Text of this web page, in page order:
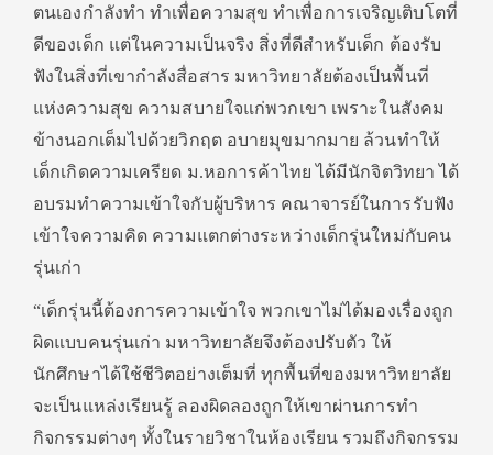
ตนเองกำลังทำ ทำเพื่อความสุข ทำเพื่อการเจริญเติบโตที่
ดีของเด็ก แต่ในความเป็นจริง สิ่งที่ดีสำหรับเด็ก ต้องรับ
ฟังในสิ่งที่เขากำลังสื่อสาร มหาวิทยาลัยต้องเป็นพื้นที่
แห่งความสุข ความสบายใจแก่พวกเขา เพราะในสังคม
ข้างนอกเต็มไปด้วยวิกฤต อบายมุขมากมาย ล้วนทำให้
เด็กเกิดความเครียด ม.หอการค้าไทย ได้มีนักจิตวิทยา ได้
อบรมทำความเข้าใจกับผู้บริหาร คณาจารย์ในการรับฟัง
เข้าใจความคิด ความแตกต่างระหว่างเด็กรุ่นใหม่กับคน
รุ่นเก่า
“เด็กรุ่นนี้ต้องการความเข้าใจ พวกเขาไม่ได้มองเรื่องถูก
ผิดแบบคนรุ่นเก่า มหาวิทยาลัยจึงต้องปรับตัว ให้
นักศึกษาได้ใช้ชีวิตอย่างเต็มที่ ทุกพื้นที่ของมหาวิทยาลัย
จะเป็นแหล่งเรียนรู้ ลองผิดลองถูกให้เขาผ่านการทำ
กิจกรรมต่างๆ ทั้งในรายวิชาในห้องเรียน รวมถึงกิจกรรม